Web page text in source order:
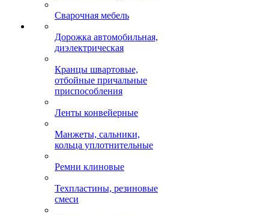
Сварочная мебель
Дорожка автомобильная,
диэлектрическая
Кранцы швартовые,
отбойные причальные
приспособления
Ленты конвейерные
Манжеты, сальники,
кольца уплотнительные
Ремни клиновые
Техпластины, резиновые
смеси